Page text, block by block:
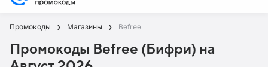
Промокоды Магазины Befree
Промокоды Befree (Бифри) на